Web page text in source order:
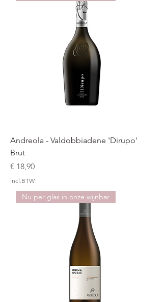
Andreola - Valdobbiadene 'Dirupo'
Brut
Prijs
€ 18,90
incl.BTW
Nu per glas in onze wijnbar